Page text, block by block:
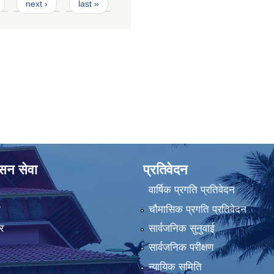
next › last »
सेवा प्रतिवेदन
वार्षिक प्रगति प्रतिवेदन
चौमासिक प्रगति प्रतिवेदन
सार्वजनिक सुनुवाई
सार्वजनिक परीक्षण
न्यायिक समिति